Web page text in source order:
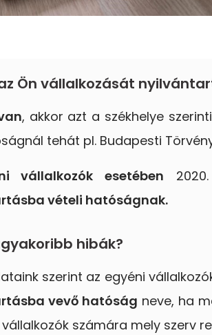
Ön vállalkozását
, akkor azt a székhelye szerinti
tehát pl. Budapesti
vállalkozók esetében
vételi hatóságnak.
hibák?
szerint az egyéni
vevő hatóság neve, ha
számára mely szerv